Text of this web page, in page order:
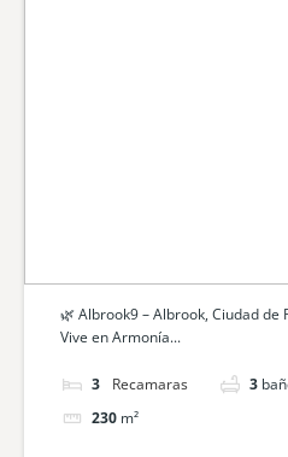
🌿 Albrook9 – Albrook, Ciudad de
Vive en Armonía...
3 camas 3
230 m²